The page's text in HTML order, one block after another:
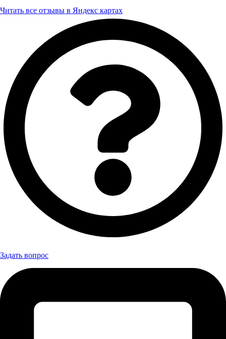
Читать все отзывы в Яндекс картах
Задать вопрос